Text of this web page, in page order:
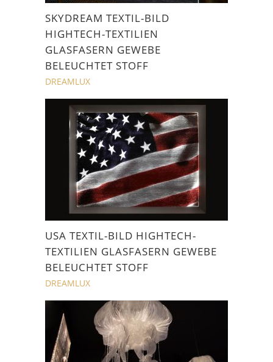
SKYDREAM TEXTIL-BILD
HIGHTECH-TEXTILIEN
GLASFASERN GEWEBE
BELEUCHTET STOFF
DREAMLUX
USA TEXTIL-BILD HIGHTECH-
TEXTILIEN GLASFASERN GEWEBE
BELEUCHTET STOFF
DREAMLUX